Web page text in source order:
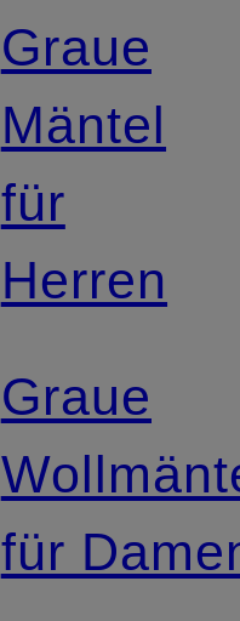
Graue
Mäntel
für
Herren
Graue
für